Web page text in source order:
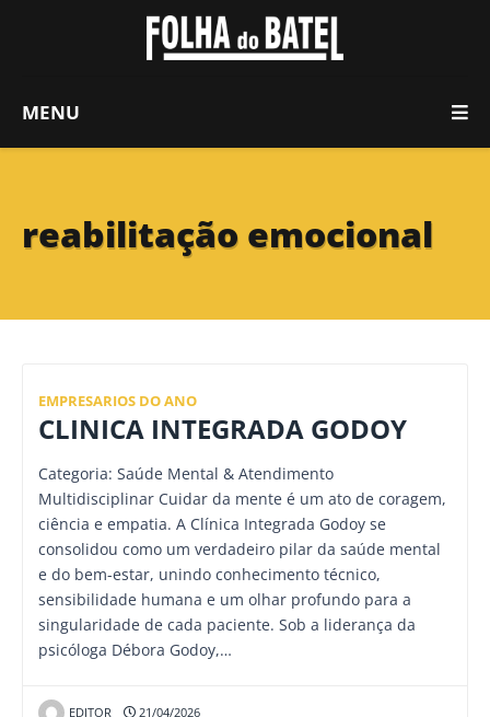
MENU
reabilitação emocional
EMPRESARIOS DO ANO
CLINICA INTEGRADA GODOY
Categoria: Saúde Mental & Atendimento
Multidisciplinar Cuidar da mente é um ato de coragem,
ciência e empatia. A Clínica Integrada Godoy se
consolidou como um verdadeiro pilar da saúde mental
e do bem-estar, unindo conhecimento técnico,
sensibilidade humana e um olhar profundo para a
singularidade de cada paciente. Sob a liderança da
psicóloga Débora Godoy,…
EDITOR 21/04/2026